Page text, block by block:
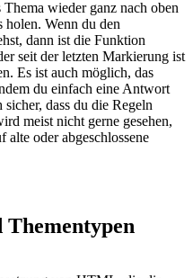
wieder ganz nach oben
holen. Wenn du den
dann ist die Funktion
seit der letzten Markierung ist
Es ist auch möglich, das
du einfach eine Antwort
dass du die Regeln
meist nicht gerne gesehen,
oder abgeschlossene